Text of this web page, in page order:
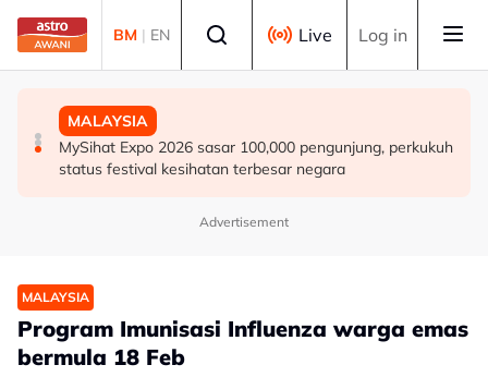
Skip to main content
BM | EN Live Log in
MALAYSIA
SUKMA Selangor 2026 dijangka jana RM200,000
kepada peniaga tempatan di Sepang
SUKAN
Selangor lantik penyelaras pantau kebajikan 10,000
sukarelawan SUKMA
MALAYSIA
MySihat Expo 2026 sasar 100,000 pengunjung, perkukuh
status festival kesihatan terbesar negara
Advertisement
MALAYSIA
Program Imunisasi Influenza warga emas
bermula 18 Feb